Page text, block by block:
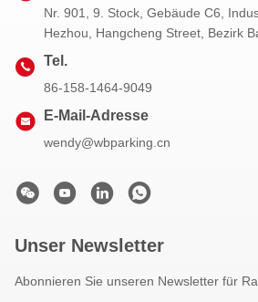
Nr. 901, 9. Stock, Gebäude C6,
Hezhou, Hangcheng Street, Bezirk
Tel.
86-158-1464-9049
E-Mail-Adresse
wendy@wbparking.cn
Unser Newsletter
Abonnieren Sie unseren Newsletter für